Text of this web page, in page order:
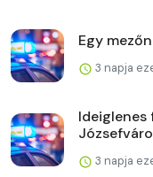
Egy
3 napja
3 napja